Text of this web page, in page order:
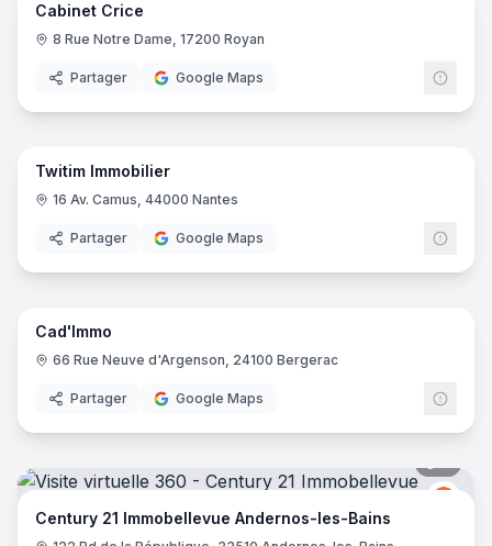
Cabinet Crice
8 Rue Notre Dame, 17200 Royan
Partager Google Maps
5
Twitim Immobilier
16 Av. Camus, 44000 Nantes
Partager Google Maps
11
Cad'Immo
66 Rue Neuve d'Argenson, 24100 Bergerac
Partager Google Maps
Century 21 Immobellevue Andernos-les-Bains